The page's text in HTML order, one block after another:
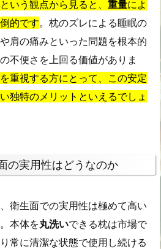
いう観点から見ると、 重量によ
的です。枕のズレによる睡眠の
肩の痛みといった問題を根本的
不便さを上回る価値がありま
重視する方にとって、この安定
独特のメリットといえるでしょ
の実用性はどうなのか
衛生面での実用性は極めて高い
本体を丸洗いできる枕は市場で
常に清潔な状態で使用し続ける